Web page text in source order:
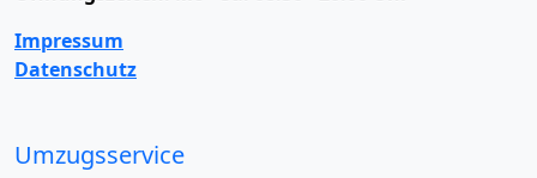
Impressum
Datenschutz
Umzugsservice